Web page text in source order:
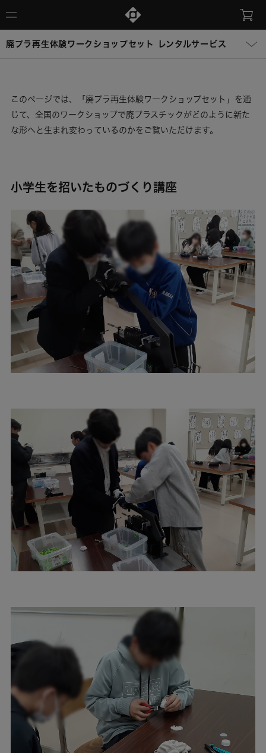
廃プラ再生体験ワークショップセット レンタルサービス
このページでは、「廃プラ再生体験ワークショップセット」を通
じて、全国のワークショップで廃プラスチックがどのように新た
な形へと生まれ変わっているのかをご覧いただけます。
小学生を招いたものづくり講座